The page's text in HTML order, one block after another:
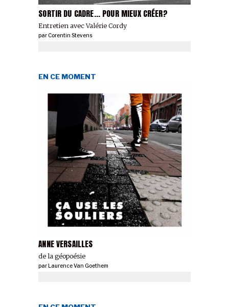
SORTIR DU CADRE... POUR MIEUX CRÉER?
Entretien avec Valérie Cordy
parCorentin Stevens
ANNE VERSAILLES
de la géopoésie
EN CE MOMENT
par Laurence Van Goethem